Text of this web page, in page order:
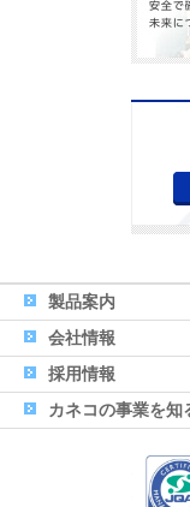
製品案内
会社情報
採用情報
カネコの事業を知